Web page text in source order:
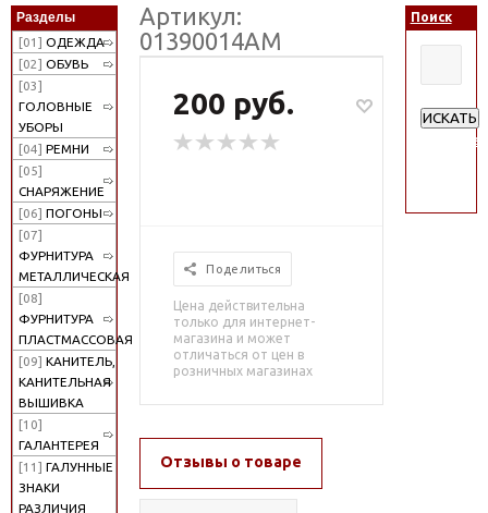
Разделы
[01] ОДЕЖДА
[02] ОБУВЬ
[03]
ГОЛОВНЫЕ
УБОРЫ
[04] РЕМНИ
[05]
СНАРЯЖЕНИЕ
[06] ПОГОНЫ
[07]
ФУРНИТУРА
МЕТАЛЛИЧЕСКАЯ
[08]
ФУРНИТУРА
ПЛАСТМАССОВАЯ
[09] КАНИТЕЛЬ,
КАНИТЕЛЬНАЯ
ВЫШИВКА
[10]
ГАЛАНТЕРЕЯ
[11] ГАЛУННЫЕ
ЗНАКИ
РАЗЛИЧИЯ
Артикул:
01390014АМ
200 руб.
Поделиться
Цена действительна
только для интернет-
магазина и может
отличаться от цен в
розничных магазинах
Отзывы о товаре
Поиск
ИСКАТЬ